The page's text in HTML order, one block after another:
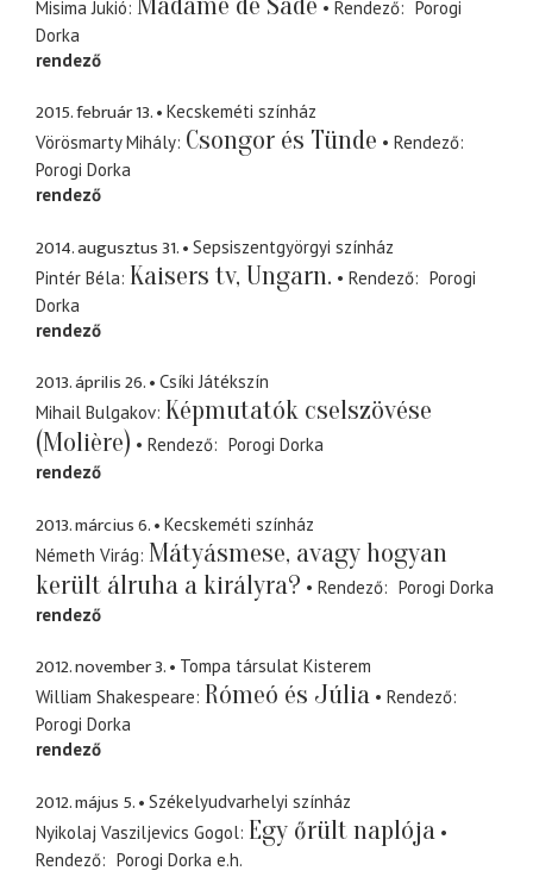
Misima Jukió
Rendező
Porogi
Dorka
rendező
2015. február 13.
Kecskeméti színház
Vörösmarty Mihály Csongor és Tünde
Rendező
Porogi Dorka
rendező
2014. augusztus 31.
Sepsiszentgyörgyi színház
Pintér Béla Kaisers tv, Ungarn. Rendező
Porogi
Dorka
rendező
2013. április 26.
Csíki Játékszín
Mihail Bulgakov Képmutatók cselszövése
(Molière)
Rendező
Porogi Dorka
rendező
2013. március 6.
Kecskeméti színház
Németh Virág Mátyásmese, avagy hogyan
került álruha a királyra?
Rendező
Porogi Dorka
rendező
2012. november 3.
Tompa társulat Kisterem
William Shakespeare Rómeó és Júlia
Rendező
Porogi Dorka
rendező
2012. május 5.
Székelyudvarhelyi színház
Nyikolaj Vasziljevics Gogol Egy őrült naplója
Rendező Porogi Dorka e.h.